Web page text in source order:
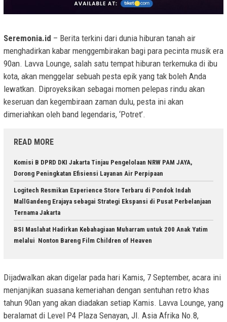
Seremonia.id – Berita terkini dari dunia hiburan tanah air
menghadirkan kabar menggembirakan bagi para pecinta musik era
90an. Lavva Lounge, salah satu tempat hiburan terkemuka di ibu
kota, akan menggelar sebuah pesta epik yang tak boleh Anda
lewatkan. Diproyeksikan sebagai momen pelepas rindu akan
keseruan dan kegembiraan zaman dulu, pesta ini akan
dimeriahkan oleh band legendaris, ‘Potret’.
READ MORE
Komisi B DPRD DKI Jakarta Tinjau Pengelolaan NRW PAM JAYA,
Dorong Peningkatan Efisiensi Layanan Air Perpipaan
Logitech Resmikan Experience Store Terbaru di Pondok Indah
MallGandeng Erajaya sebagai Strategi Ekspansi di Pusat Perbelanjaan
Ternama Jakarta
BSI Maslahat Hadirkan Kebahagiaan Muharram untuk 200 Anak Yatim
melalui Nonton Bareng Film Children of Heaven
Dijadwalkan akan digelar pada hari Kamis, 7 September, acara ini
menjanjikan suasana kemeriahan dengan sentuhan retro khas
tahun 90an yang akan diadakan setiap Kamis. Lavva Lounge, yang
beralamat di Level P4 Plaza Senayan, Jl. Asia Afrika No.8,